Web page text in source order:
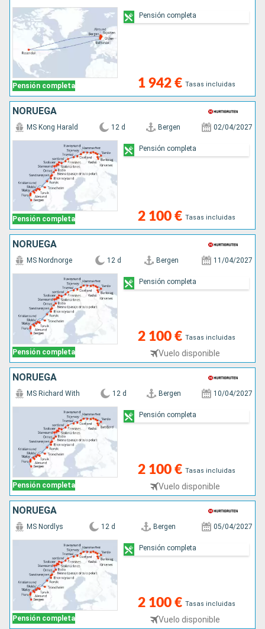
Pensión completa 1 942 € Tasas incluidas
Pensión completa
NORUEGA
Pensión completa
MS Kong Harald 12 d Bergen 02/04/2027
2 100 € Tasas incluidas
Pensión completa
NORUEGA
Pensión completa
MS Nordnorge 12 d Bergen 11/04/2027
2 100 € Tasas incluidas
Vuelo disponible
Pensión completa
NORUEGA
Pensión completa
MS Richard With 12 d Bergen 10/04/2027
2 100 € Tasas incluidas
Vuelo disponible
Pensión completa
NORUEGA
Pensión completa
MS Nordlys 12 d Bergen 05/04/2027
2 100 € Tasas incluidas
Vuelo disponible
Pensión completa